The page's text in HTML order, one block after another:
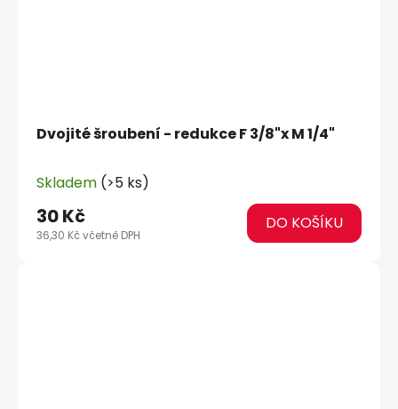
Dvojité šroubení - redukce F 3/8"x M 1/4"
Skladem (>5 ks)
36,30 Kč včetně DPH
30 Kč DO KOŠÍKU